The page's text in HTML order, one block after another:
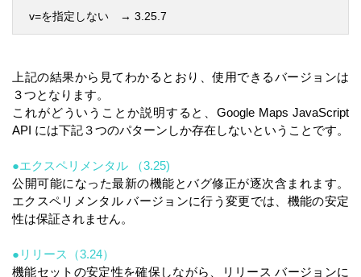
v=を指定しない　→ 3.25.7
上記の結果から見てわかるとおり、使用できるバージョンは
３つとなります。
これがどういうことか説明すると、Google Maps JavaScript
API には下記３つのパターンしか存在しないということです。
●エクスペリメンタル （3.25)
公開可能になった最新の機能とバグ修正が逐次含まれます。
エクスペリメンタル バージョンに行う変更では、機能の安定
性は保証されません。
●リリース（3.24）
機能セットの安定性を確保しながら、リリース バージョンに